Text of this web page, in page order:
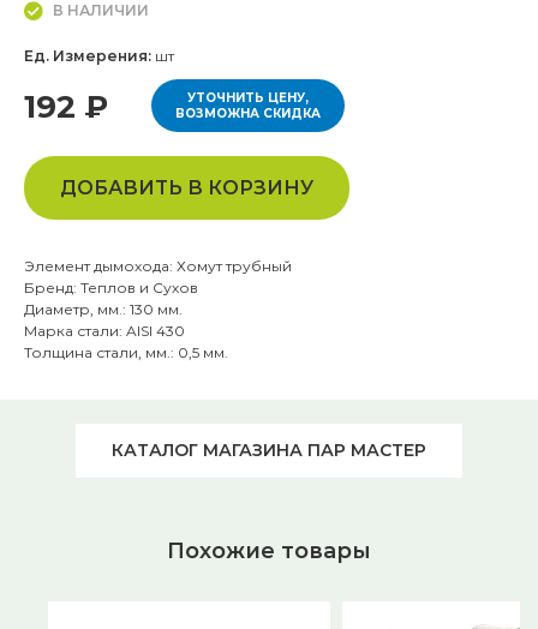
В НАЛИЧИИ
Ед. Измерения: шт
192 ₽
УТОЧНИТЬ ЦЕНУ,
ВОЗМОЖНА СКИДКА
ДОБАВИТЬ В КОРЗИНУ
Элемент дымохода: Хомут трубный
Бренд: Теплов и Сухов
Диаметр, мм.: 130 мм.
Марка стали: AISI 430
Толщина стали, мм.: 0,5 мм.
КАТАЛОГ МАГАЗИНА ПАР МАСТЕР
Похожие товары